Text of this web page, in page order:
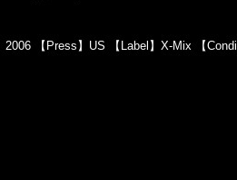
2006 【Press】US 【Label】X-Mix 【Condi